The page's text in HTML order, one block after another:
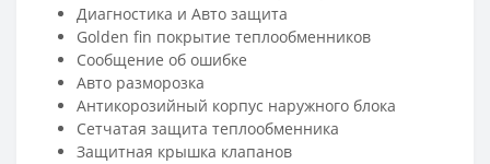
Диагностика и Авто защита
Golden fin покрытие теплообменников
Сообщение об ошибке
Авто разморозка
Антикорозийный корпус наружнoго блока
Cетчатая защита теплообменника
Защитная крышка клапанов